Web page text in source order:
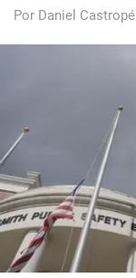
Por Daniel Castropé